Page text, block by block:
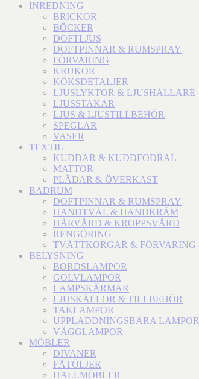
INREDNING
BRICKOR
BÖCKER
DOFTLJUS
DOFTPINNAR & RUMSPRAY
FÖRVARING
KRUKOR
KÖKSDETALJER
LJUSLYKTOR & LJUSHÅLLARE
LJUSSTAKAR
LJUS & LJUSTILLBEHÖR
SPEGLAR
VASER
TEXTIL
KUDDAR & KUDDFODRAL
MATTOR
PLÄDAR & ÖVERKAST
BADRUM
DOFTPINNAR & RUMSPRAY
HANDTVÅL & HANDKRÄM
HÅRVÅRD & KROPPSVÅRD
RENGÖRING
TVÄTTKORGAR & FÖRVARING
BELYSNING
BORDSLAMPOR
GOLVLAMPOR
LAMPSKÄRMAR
LJUSKÄLLOR & TILLBEHÖR
TAKLAMPOR
UPPLADDNINGSBARA LAMPOR
VÄGGLAMPOR
MÖBLER
DIVANER
FÅTÖLJER
HALLMÖBLER